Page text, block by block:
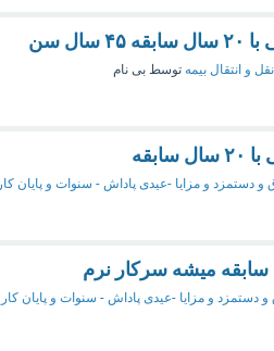
سن
و انتقال بیمه‌ توسط بی نام
و دستمزد و مزایا -عیدی پاداش - سنوات و پایان کار
دستمزد و مزایا -عیدی پاداش - سنوات و پایان کار